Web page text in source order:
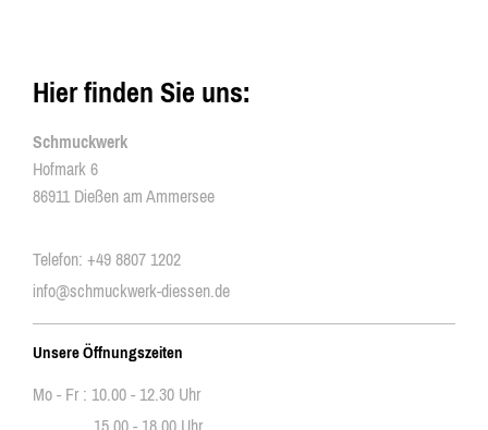
Hier finden Sie uns:
Schmuckwerk
Hofmark 6
86911 Dießen am Ammersee
Telefon: +49 8807 1202
info@schmuckwerk-diessen.de
Unsere Öffnungszeiten
Mo - Fr : 10.00 - 12.30 Uhr